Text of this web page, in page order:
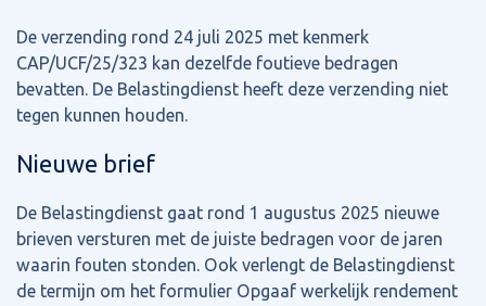
De verzending rond 24 juli 2025 met kenmerk
CAP/UCF/25/323 kan dezelfde foutieve bedragen
bevatten. De Belastingdienst heeft deze verzending niet
tegen kunnen houden.
Nieuwe brief
De Belastingdienst gaat rond 1 augustus 2025 nieuwe
brieven versturen met de juiste bedragen voor de jaren
waarin fouten stonden. Ook verlengt de Belastingdienst
de termijn om het formulier Opgaaf werkelijk rendement